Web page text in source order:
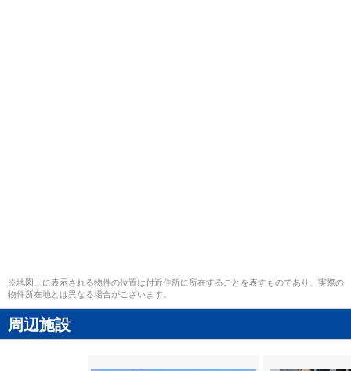
※地図上に表示される物件の位置は付近住所に所在することを表すものであり、実際の
物件所在地とは異なる場合がございます。
周辺施設